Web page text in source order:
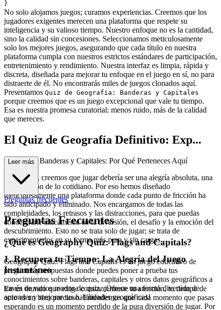
No solo alojamos juegos; curamos experiencias. Creemos que los
jugadores exigentes merecen una plataforma que respete su
inteligencia y su valioso tiempo. Nuestro enfoque no es la cantidad,
sino la calidad sin concesiones. Seleccionamos meticulosamente
solo los mejores juegos, asegurando que cada título en nuestra
plataforma cumpla con nuestros estrictos estándares de participación,
entretenimiento y rendimiento. Nuestra interfaz es limpia, rápida y
discreta, diseñada para mejorar tu enfoque en el juego en sí, no para
distraerte de él. No encontrarás miles de juegos clonados aquí.
Presentamos Quiz de Geografía: Banderas y Capitales
porque creemos que es un juego excepcional que vale tu tiempo.
Esa es nuestra promesa curatorial: menos ruido, más de la calidad
que mereces.
El Quiz de Geografía Definitivo: Exp...
eriencia de Banderas y Capitales: Por Qué Perteneces Aquí
En esencia, creemos que jugar debería ser una alegría absoluta, una
pura evasión de lo cotidiano. Por eso hemos diseñado
meticulosamente una plataforma donde cada punto de fricción ha
sido anticipado y eliminado. Nos encargamos de todas las
complejidades, los retrasos y las distracciones, para que puedas
concentrarte únicamente en la diversión, el desafío y la emoción del
descubrimiento. Esto no se trata solo de jugar; se trata de
experimentarlos en su forma más pura y sin cargas.
1. Recupera tu Tiempo: La Alegría del Juego
Instantáneo
En un mundo que exige constantemente tu atención, tu tiempo de
ocio es un bien precioso. Entendemos que cada momento que pasas
esperando es un momento perdido de la pura diversión de jugar. Por
Leer más
Preguntas frecuentes
Preguntas Frecuentes
¿Qué es Geography Quiz: Flags and Capitals?
Geography Quiz: Flags and Capitals es un juego educativo de
preguntas y respuestas donde puedes poner a prueba tus
conocimientos sobre banderas, capitales y otros datos geográficos a
través de varios modos de quiz. ¡Ofrece una forma divertida de
aprender y mejorar tus habilidades geográficas!